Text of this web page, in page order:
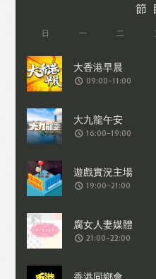
節
日 一 二
09:00-11:00
16:00-19:00
19:00-21:00
21:00-22:00